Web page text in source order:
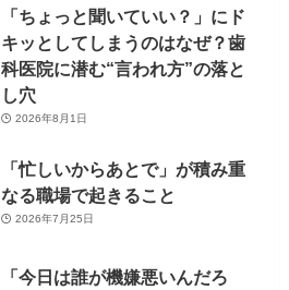
「ちょっと聞いていい？」にド
キッとしてしまうのはなぜ？歯
科医院に潜む“言われ方”の落と
し穴
2026年8月1日
「忙しいからあとで」が積み重
なる職場で起きること
2026年7月25日
「今日は誰が機嫌悪いんだろ